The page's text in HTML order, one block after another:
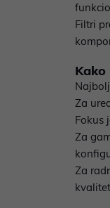
Filtri
Za
Fokus
Za
Za